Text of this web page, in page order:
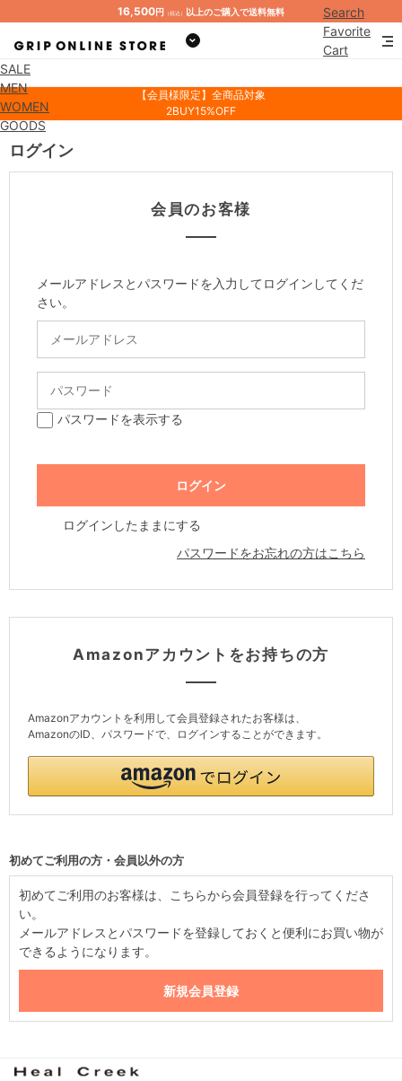
16,500円 （税込） 以上のご購入で送料無料
Search
Favorite
Cart
SALE
MEN
WOMEN
GOODS
【会員様限定】全商品対象
2BUY15%OFF
ログイン
会員のお客様
メールアドレスとパスワードを入力してログインしてくだ
さい。
パスワードを表示する
ログインしたままにする
パスワードをお忘れの方はこちら
Amazonアカウントをお持ちの方
Amazonアカウントを利用して会員登録されたお客様は、
AmazonのID、パスワードで、ログインすることができます。
初めてご利用の方・会員以外の方
初めてご利用のお客様は、こちらから会員登録を行ってくださ
い。
メールアドレスとパスワードを登録しておくと便利にお買い物が
できるようになります。